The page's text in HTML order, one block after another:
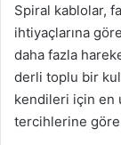
Spiral kablolar,
ihtiyaçlarına
daha fazla
derli toplu bir
kendileri için en
tercihlerine göre